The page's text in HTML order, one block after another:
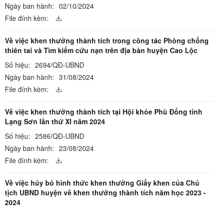
Ngày ban hành: 02/10/2024
File đính kèm:
Về việc khen thưởng thành tích trong công tác Phòng chống
thiên tai và Tìm kiếm cứu nạn trên địa bàn huyện Cao Lộc
Số hiệu: 2694/QĐ-UBND
Ngày ban hành: 31/08/2024
File đính kèm:
Về việc khen thưởng thành tích tại Hội khỏe Phù Đổng tỉnh
Lạng Sơn lần thứ XI năm 2024
Số hiệu: 2586/QĐ-UBND
Ngày ban hành: 23/08/2024
File đính kèm:
Về việc hủy bỏ hình thức khen thưởng Giấy khen của Chủ
tịch UBND huyện về khen thưởng thành tích năm học 2023 -
2024